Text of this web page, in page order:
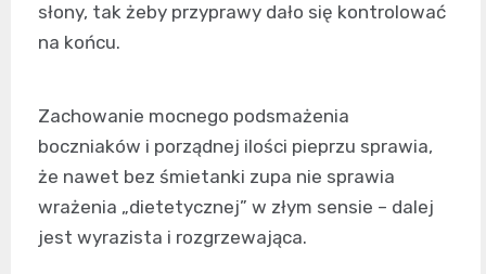
słony, tak żeby przyprawy dało się kontrolować
na końcu.
Zachowanie mocnego podsmażenia
boczniaków i porządnej ilości pieprzu sprawia,
że nawet bez śmietanki zupa nie sprawia
wrażenia „dietetycznej” w złym sensie – dalej
jest wyrazista i rozgrzewająca.